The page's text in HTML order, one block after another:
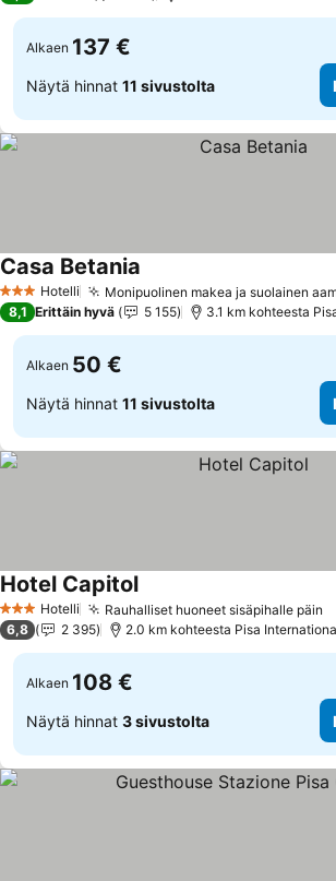
Alkaen 137 €
Näytä hinnat 11 sivustolta
3 Tähtiluokitus
Hotelli Monipuolinen makea ja suolainen
Casa Betania
8,1 Erittäin hyvä 5 155 3.1 km kohteesta
Alkaen 50 €
Näytä hinnat 11 sivustolta
3 Tähtiluokitus
Hotelli Rauhalliset huoneet sisäpihalle päin
Hotel CapitolKatso hinnat
6,8 2 395 2.0 km kohteesta Pisa
Alkaen 108 €
Näytä hinnat 3 sivustolta